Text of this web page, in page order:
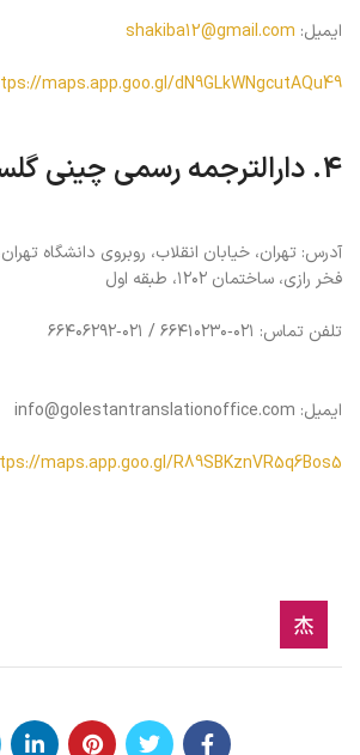
ایمیل: shakiba12@gmail.com
maps.app.goo.gl/dN9GLkWNgcutAQu49
4. دارالترجمه رسمی چینی گلستان
آدرس: تهران، خیابان انقلاب، روبروی دانشگاه
فخر رازی، ساختمان ۱۲۰۲، طبقه اول
تلفن تماس: ۰۲۱‑۶۶۴۱۰۲۳۰ / ۰۲۱‑۶۶۴۰۶۲۹۲
ایمیل: info@golestantranslationoffice.com
maps.app.goo.gl/R89SBKznVR5q6Bos5